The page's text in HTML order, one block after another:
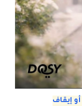
إيقاف